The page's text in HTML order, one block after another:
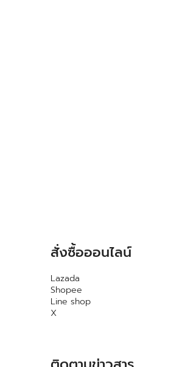
สั่งซื้อออนไลน์
Lazada
Shopee
Line shop
X